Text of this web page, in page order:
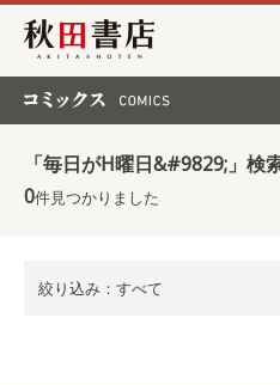
秋田書店
「毎日がH曜日&#9829;」検
0件見つかりました
絞り込み：すべて